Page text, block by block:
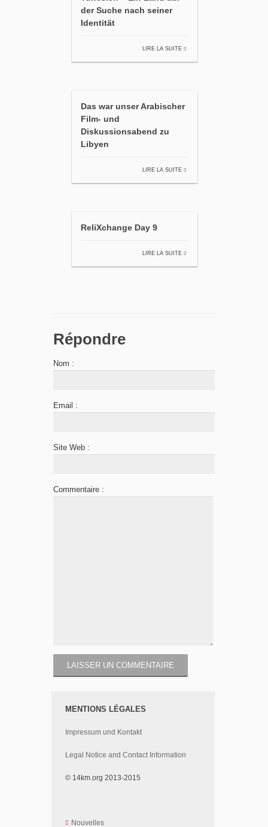
der Suche nach seiner
Identität
LIRE LA SUITE
Das war unser Arabischer
Film- und
Diskussionsabend zu
Libyen
LIRE LA SUITE
ReliXchange Day 9
LIRE LA SUITE
Répondre
Nom :
Email :
Site Web :
Commentaire :
MENTIONS LÉGALES
Impressum und Kontakt
Legal Notice and Contact Information
© 14km.org 2013-2015
Nouvelles